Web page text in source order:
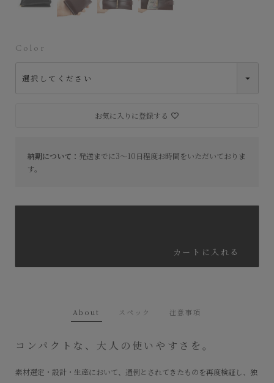
About スペック 注意事項
コンパクトな、大人の使いやすさを。
素材選定・設計・生産において、通例とされてきたものを再度検証し、独
納期について： 発送までに3～10日程度お時間をいただいておりま
す。
Color
お気に入りに登録する
カートに入れる